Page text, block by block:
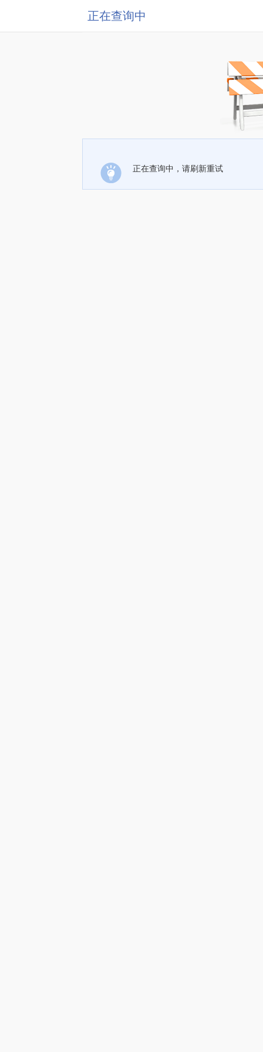
正在查询中
正在查询中，请刷新重试